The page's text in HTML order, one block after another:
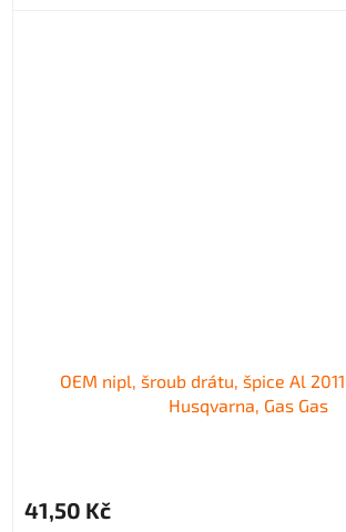
OEM nipl, šroub drátu, špice Al
Husqvarna, Gas Gas
41,50 Kč